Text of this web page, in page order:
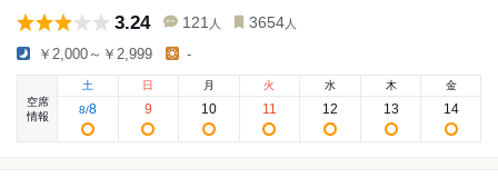
3.24 121 人 3654 人
￥2,000～￥2,999 -
空席
情報
土
8/8
日
9
月
10
火
11
水
12
木
13
金
14